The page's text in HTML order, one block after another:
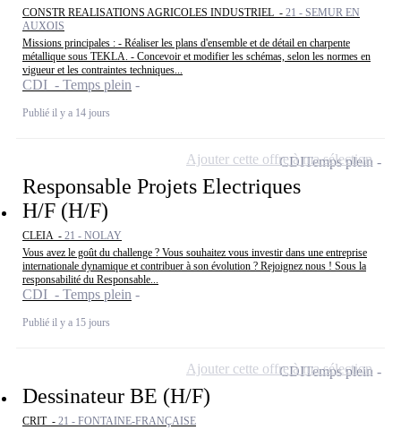
CONSTR REALISATIONS AGRICOLES INDUSTRIEL - 21 - SEMUR EN
AUXOIS
Missions principales : - Réaliser les plans d'ensemble et de détail en charpente
métallique sous TEKLA. - Concevoir et modifier les schémas, selon les normes en
vigueur et les contraintes techniques...
CDI - Temps plein
Publié il y a 14 jours
Responsable Projets Electriques
H/F (H/F)
CLEIA - 21 - NOLAY
Vous avez le goût du challenge ? Vous souhaitez vous investir dans une entreprise
internationale dynamique et contribuer à son évolution ? Rejoignez nous ! Sous la
responsabilité du Responsable...
CDI - Temps plein
Publié il y a 15 jours
CDITemps plein
Ajouter cette offre à ma sélection
Dessinateur BE (H/F)
CRIT - 21 - FONTAINE-FRANÇAISE
CDITemps plein
Ajouter cette offre à ma sélection